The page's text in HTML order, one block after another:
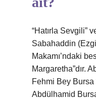
“Hatırla Sevgili”
Sabahaddin
Makamı’ndaki
Margaretha”dır.
Fehmi Bey Bursa
Abdülhamid